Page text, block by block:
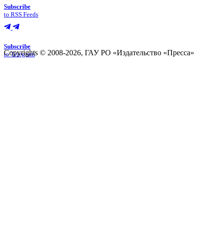
Subscribe
to RSS Feeds
Subscribe
to Telegram
Copyrights © 2008-2026, ГАУ РО «Издательство «Пресса»